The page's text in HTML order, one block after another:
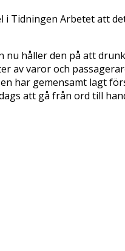
i Tidningen Arbetet att
håller den på att
varor och
har gemensamt lagt
att gå från ord till